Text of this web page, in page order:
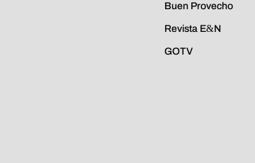
Buen Provecho
Revista E&N
GOTV